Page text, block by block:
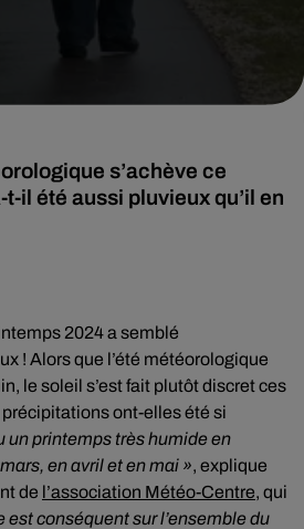
s’achève ce
il été aussi pluvieux qu’il en
2024 a semblé
! Alors que l’été météorologique
le soleil s’est fait plutôt discret ces
ont-elles été si
un printemps très humide en
en avril et en mai », explique
de l’association Météo-Centre, qui
est conséquent sur l’ensemble du